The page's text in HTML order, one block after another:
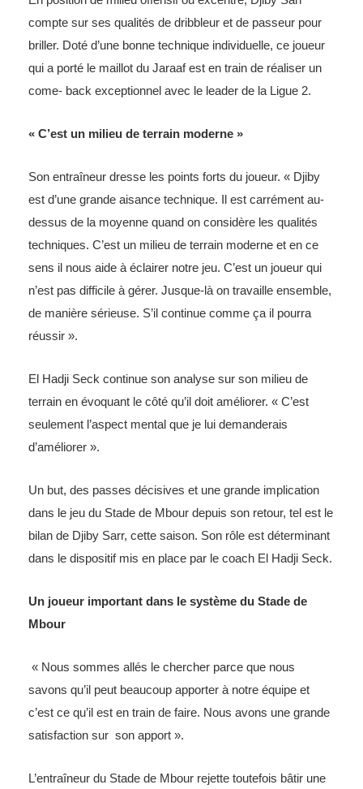
compte sur ses qualités de dribbleur et de passeur pour
briller. Doté d’une bonne technique individuelle, ce joueur
qui a porté le maillot du Jaraaf est en train de réaliser un
come- back exceptionnel avec le leader de la Ligue 2.
« C’est un milieu de terrain moderne »
Son entraîneur dresse les points forts du joueur. « Djiby
est d’une grande aisance technique. Il est carrément au-
dessus de la moyenne quand on considère les qualités
techniques. C’est un milieu de terrain moderne et en ce
sens il nous aide à éclairer notre jeu. C’est un joueur qui
n’est pas difficile à gérer. Jusque-là on travaille ensemble,
de manière sérieuse. S’il continue comme ça il pourra
réussir ».
El Hadji Seck continue son analyse sur son milieu de
terrain en évoquant le côté qu’il doit améliorer. « C’est
seulement l’aspect mental que je lui demanderais
d’améliorer ».
Un but, des passes décisives et une grande implication
dans le jeu du Stade de Mbour depuis son retour, tel est le
bilan de Djiby Sarr, cette saison. Son rôle est déterminant
dans le dispositif mis en place par le coach El Hadji Seck.
Un joueur important dans le système du Stade de
Mbour
« Nous sommes allés le chercher parce que nous
savons qu’il peut beaucoup apporter à notre équipe et
c’est ce qu’il est en train de faire. Nous avons une grande
satisfaction sur son apport ».
L’entraîneur du Stade de Mbour rejette toutefois bâtir une